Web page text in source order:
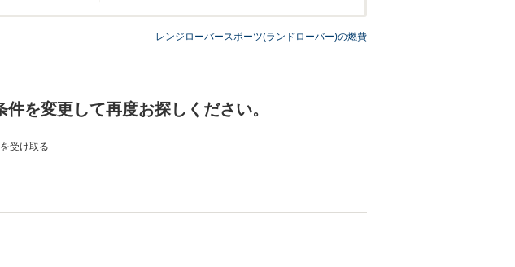
レンジローバースポーツ(ランドローバー)の燃費
件を変更して再度お探しください。
受け取る